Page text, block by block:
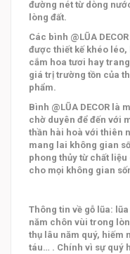
đường nét từ dòng
lòng đất.
Các bình @LŨA
được thiết kế khéo léo,
cắm hoa tươi hay
giá trị trường tồn của
phẩm.
Bình @LŨA DECOR là
chờ duyên để đến với
thần hài hoà với thiên
mang lai không gian
phong thủy từ chất
cho mọi không gian
Thông tin về gỗ lũa:
năm chôn vùi trong
thụ lâu năm quý, hiếm
táu… . Chính vì sự quý